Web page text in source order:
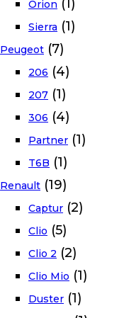
Orion (1)
Sierra (1)
Peugeot (7)
206 (4)
207 (1)
306 (4)
Partner (1)
T6B (1)
Renault (19)
Captur (2)
Clio (5)
Clio 2 (2)
Clio Mio (1)
Duster (1)